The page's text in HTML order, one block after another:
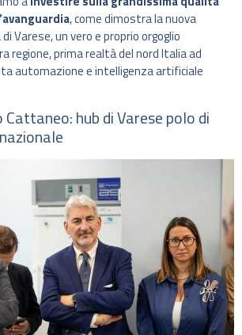
, come dimostra la nuova
Varese, un vero e proprio orgoglio
regione, prima realtà del nord Italia ad
automazione e intelligenza artificiale
hub di Varese polo di